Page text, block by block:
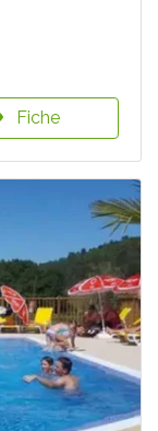
Fiche